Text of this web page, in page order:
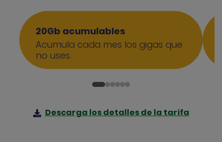
20Gb acumulables
Acumula cada mes los gigas que
no uses.
Descarga los detalles de la tarifa